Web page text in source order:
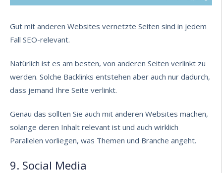
Gut mit anderen Websites vernetzte Seiten sind in jedem
Fall SEO-relevant.
Natürlich ist es am besten, von anderen Seiten verlinkt zu
werden. Solche Backlinks entstehen aber auch nur dadurch,
dass jemand Ihre Seite verlinkt.
Genau das sollten Sie auch mit anderen Websites machen,
solange deren Inhalt relevant ist und auch wirklich
Parallelen vorliegen, was Themen und Branche angeht.
9. Social Media